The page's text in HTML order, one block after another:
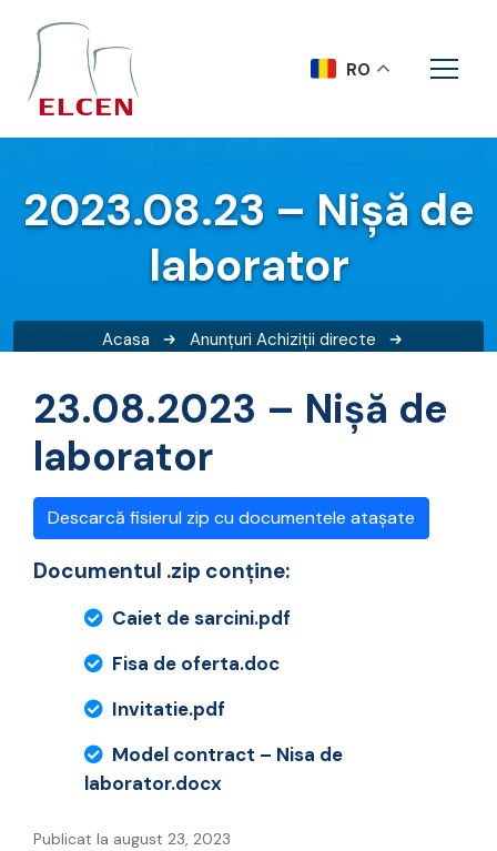
2023.08.23 – Nișă de
laborator
Acasa Anunțuri Achiziții directe
23.08.2023 – Nișă de
laborator
Descarcă fisierul zip cu documentele atașate
Documentul .zip conține:
Caiet de sarcini.pdf
Fisa de oferta.doc
Invitatie.pdf
Model contract – Nisa de
laborator.docx
Publicat la august 23, 2023
RO